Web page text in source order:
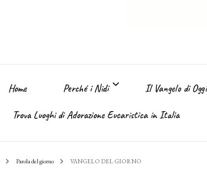
Home Perché i Nidi
Perché i Nidi dell’ Immacolata
Il Vangelo di Oggi
Trova Luoghi di Adorazione Eucaristica in Italia
Parola del giorno VANGELO DEL GIORNO